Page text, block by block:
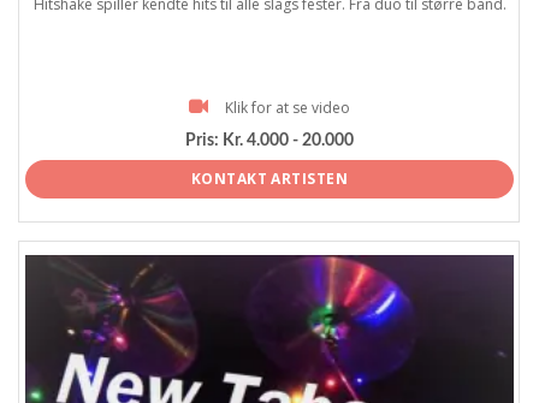
Hitshake spiller kendte hits til alle slags fester. Fra duo til større band.
Klik for at se video
Pris: Kr. 4.000 - 20.000
KONTAKT ARTISTEN